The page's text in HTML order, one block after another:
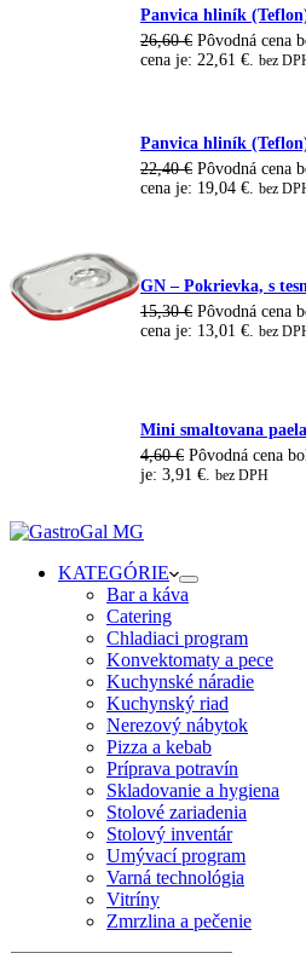
Panvica hliník
26,60€ Pôvodná cena
cena je: 22,61 €.
bez
Panvica hliník
22,40€ Pôvodná cena
cena je: 19,04 €.
bez
GN – Pokrievka, s
15,30€ Pôvodná cena
cena je: 13,01 €. bez
Mini smaltovana
4,60€ Pôvodná cena
je: 3,91 €.
bez DPH
KATEGÓRIE
Bar a káva
Catering
Chladiaci program
Konvektomaty a pece
Kuchynské náradie
Kuchynský riad
Nerezový nábytok
Pizza a kebab
Príprava potravín
Skladovanie a hygiena
Stolové zariadenia
Stolový inventár
Umývací program
Varná technológia
Vitríny
Zmrzlina a pečenie